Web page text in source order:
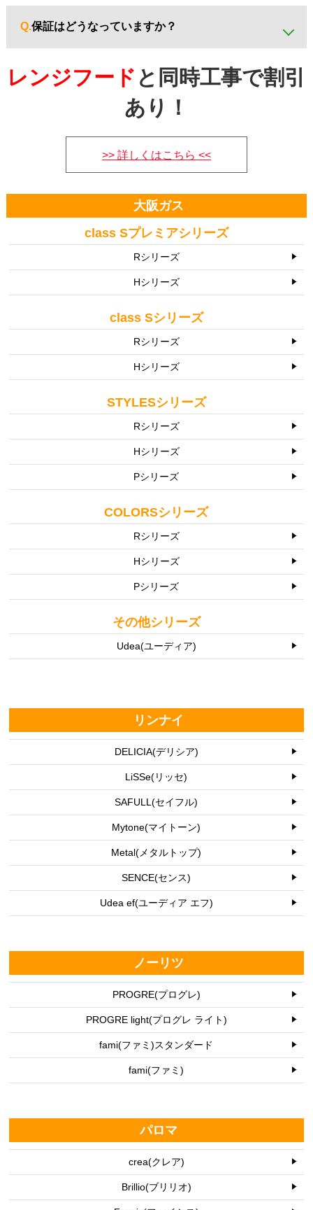
A.最新モデルには「消し忘れ消火」「焦げつき消火」「立
ち消え安全装置」などが標準搭載されています。
Q.保証はどうなっていますか？
ービス（有料）をご用意しております。
レンジフードと同時工事で割引
あり！
>> 詳しくはこちら <<
大阪ガス
class Sプレミアシリーズ
Rシリーズ
Hシリーズ
class Sシリーズ
Rシリーズ
Hシリーズ
STYLESシリーズ
Rシリーズ
Hシリーズ
Pシリーズ
COLORSシリーズ
Rシリーズ
Hシリーズ
Pシリーズ
その他シリーズ
Udea(ユーディア)
リンナイ
DELICIA(デリシア)
LiSSe(リッセ)
SAFULL(セイフル)
Mytone(マイトーン)
Metal(メタルトップ)
SENCE(センス)
Udea ef(ユーディア エフ)
ノーリツ
PROGRE(プログレ)
PROGRE light(プログレ ライト)
fami(ファミ)スタンダード
fami(ファミ)
パロマ
crea(クレア)
Brillio(ブリリオ)